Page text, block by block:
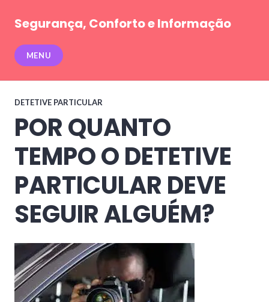
paraSegurança, Conforto e Informação
MENU
DETETIVE PARTICULAR
POR QUANTO
TEMPO O DETETIVE
PARTICULAR DEVE
SEGUIR ALGUÉM?